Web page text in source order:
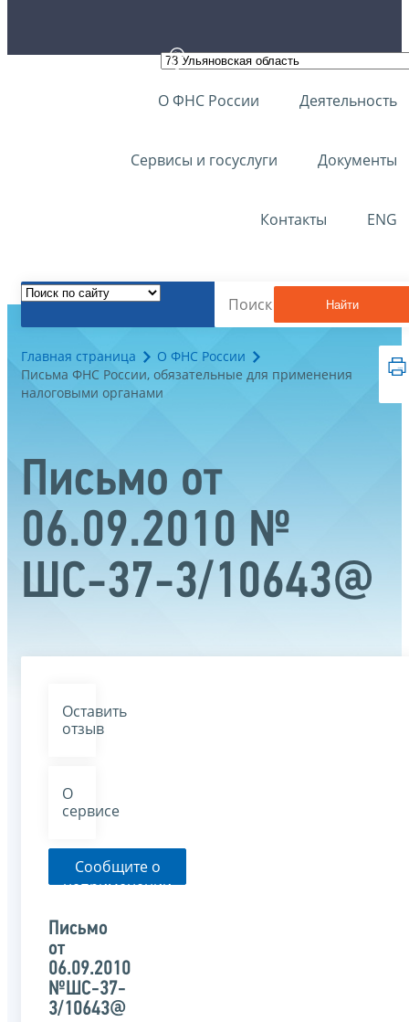
О ФНС России Деятельность
Сервисы и госуслуги Документы
Контакты ENG
Найти
Главная страница
О ФНС России
Письма ФНС России, обязательные для применения
налоговыми органами
Письмо от
06.09.2010 №
ШС-37-3/10643@
Оставить
отзыв
О
сервисе
Сообщите о
неприменении
органом
письма
Письмо
от
06.09.2010
№ШС-37-
3/10643@